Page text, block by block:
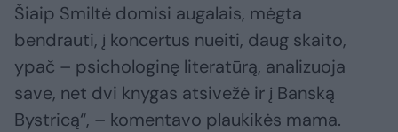
Šiaip Smiltė domisi augalais, mėgta
bendrauti, į koncertus nueiti, daug skaito,
ypač – psichologinę literatūrą, analizuoja
save, net dvi knygas atsivežė ir į Banską
Bystricą“, – komentavo plaukikės mama.